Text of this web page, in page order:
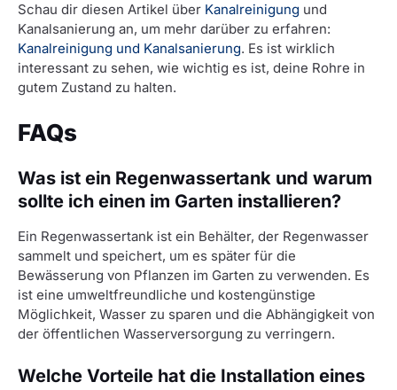
Schau dir diesen Artikel über Kanalreinigung und
Kanalsanierung an, um mehr darüber zu erfahren:
Kanalreinigung und Kanalsanierung. Es ist wirklich
interessant zu sehen, wie wichtig es ist, deine Rohre in
gutem Zustand zu halten.
FAQs
Was ist ein Regenwassertank und warum
sollte ich einen im Garten installieren?
Ein Regenwassertank ist ein Behälter, der Regenwasser
sammelt und speichert, um es später für die
Bewässerung von Pflanzen im Garten zu verwenden. Es
ist eine umweltfreundliche und kostengünstige
Möglichkeit, Wasser zu sparen und die Abhängigkeit von
der öffentlichen Wasserversorgung zu verringern.
Welche Vorteile hat die Installation eines